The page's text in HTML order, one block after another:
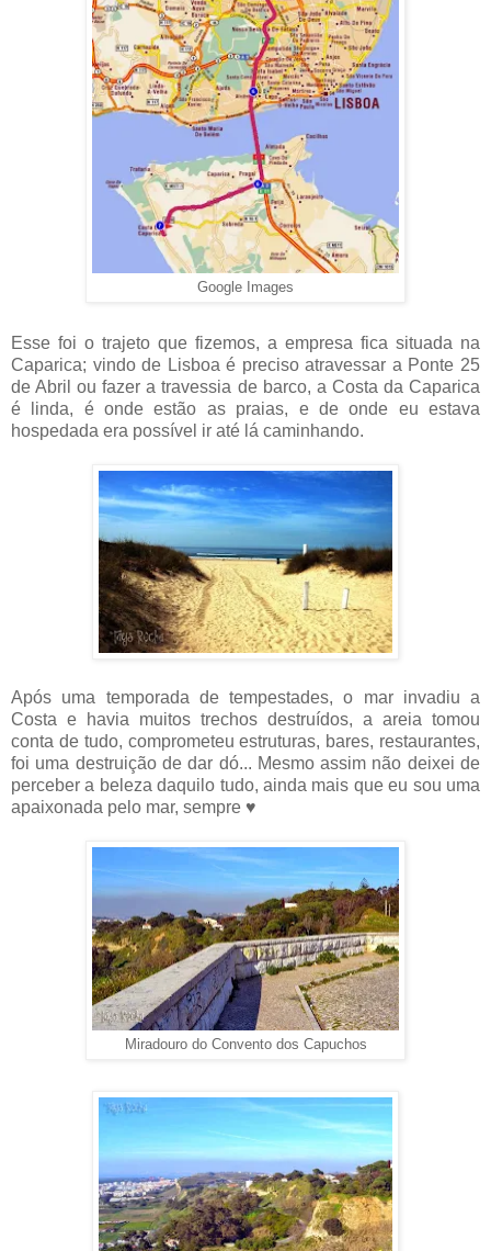
Google Images
Esse foi o trajeto que fizemos, a empresa fica situada na
Caparica; vindo de Lisboa é preciso atravessar a Ponte 25
de Abril ou fazer a travessia de barco, a Costa da Caparica
é linda, é onde estão as praias, e de onde eu estava
hospedada era possível ir até lá caminhando.
Após uma temporada de tempestades, o mar invadiu a
Costa e havia muitos trechos destruídos, a areia tomou
conta de tudo, comprometeu estruturas, bares, restaurantes,
foi uma destruição de dar dó... Mesmo assim não deixei de
perceber a beleza daquilo tudo, ainda mais que eu sou uma
apaixonada pelo mar, sempre ♥
Miradouro do Convento dos Capuchos